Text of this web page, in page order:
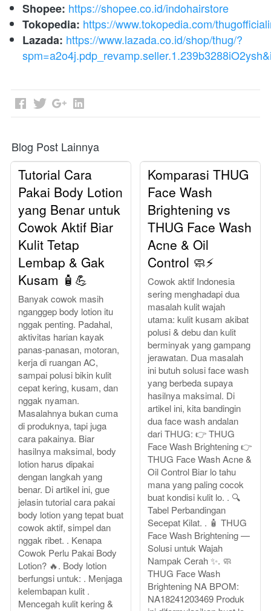
Shopee: https://shopee.co.id/indohairstore
Tokopedia: https://www.tokopedia.com/
Lazada: https://www.lazada.co.id/shop/thug/?
Blog Post Lainnya
Tutorial Cara
Pakai Body Lotion
yang Benar untuk
Cowok Aktif Biar
Kulit Tetap
Lembap & Gak
Kusam 🧴💪
Banyak cowok masih
nganggep body lotion itu
nggak penting. Padahal,
aktivitas harian kayak
panas-panasan, motoran,
kerja di ruangan AC,
sampai polusi bikin kulit
cepat kering, kusam, dan
nggak nyaman.
Masalahnya bukan cuma
di produknya, tapi juga
cara pakainya. Biar
hasilnya maksimal, body
lotion harus dipakai
dengan langkah yang
benar. Di artikel ini, gue
jelasin tutorial cara pakai
body lotion yang tepat buat
cowok aktif, simpel dan
nggak ribet. . Kenapa
Cowok Perlu Pakai Body
Lotion? 🔥. Body lotion
berfungsi untuk: . Menjaga
kelembapan kulit .
Mencegah kulit kering &
Komparasi THUG
Face Wash
Brightening vs
THUG Face Wash
Acne & Oil
Control 🧼⚡
Cowok aktif Indonesia
sering menghadapi dua
masalah kulit wajah
utama: kulit kusam akibat
polusi & debu dan kulit
berminyak yang gampang
jerawatan. Dua masalah
ini butuh solusi face wash
yang berbeda supaya
hasilnya maksimal. Di
artikel ini, kita bandingin
dua face wash andalan
dari THUG: 👉 THUG
Face Wash Brightening 👉
THUG Face Wash Acne &
Oil Control Biar lo tahu
mana yang paling cocok
buat kondisi kulit lo. . 🔍
Tabel Perbandingan
Secepat Kilat. . 🧴 THUG
Face Wash Brightening —
Solusi untuk Wajah
Nampak Cerah ✨. 🧼
THUG Face Wash
Brightening NA BPOM:
NA18241203469 Produk